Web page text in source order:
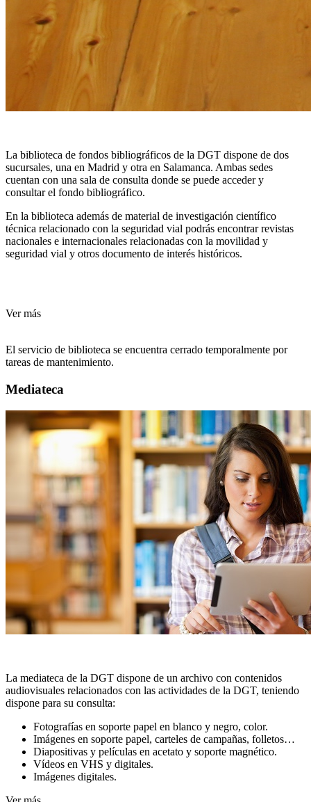
La biblioteca de fondos bibliográficos de la DGT dispone de dos
sucursales, una en Madrid y otra en Salamanca. Ambas sedes
cuentan con una sala de consulta donde se puede acceder y
consultar el fondo bibliográfico.
En la biblioteca además de material de investigación científico
técnica relacionado con la seguridad vial podrás encontrar revistas
nacionales e internacionales relacionadas con la movilidad y
seguridad vial y otros documento de interés históricos.
Ver más
El servicio de biblioteca se encuentra cerrado temporalmente por
tareas de mantenimiento.
Mediateca
La mediateca de la DGT dispone de un archivo con contenidos
audiovisuales relacionados con las actividades de la DGT, teniendo
dispone para su consulta:
Fotografías en soporte papel en blanco y negro, color.
Imágenes en soporte papel, carteles de campañas, folletos…
Diapositivas y películas en acetato y soporte magnético.
Vídeos en VHS y digitales.
Imágenes digitales.